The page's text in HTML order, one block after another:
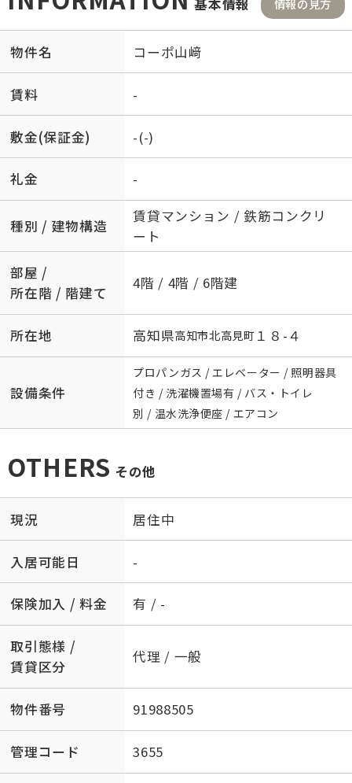
基本情報 情報の見方
物件名 コーポ山﨑
賃料 -
敷金(保証金) -(-)
礼金 -
種別 / 建物構造
賃貸マンション / 鉄筋コンクリ
ート
部屋 /
所在階 / 階建て
4階 / 4階 / 6階建
所在地 高知県高知市北高見町 １８-４
設備条件
プロパンガス / エレベーター / 照明器具
付き / 洗濯機置場有 / バス・トイレ
別 / 温水洗浄便座 / エアコン
OTHERS その他
現況 居住中
入居可能日 -
保険加入 / 料金 有 / -
取引態様 /
賃貸区分
代理 / 一般
物件番号 91988505
管理コード 3655